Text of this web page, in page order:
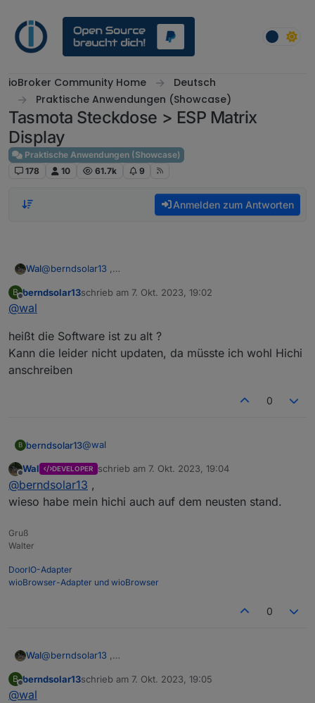
ioBroker Community Home
Deutsch
Praktische Anwendungen (Showcase)
Tasmota Steckdose > ESP Matrix
Display
Praktische Anwendungen (Showcase)
178
10 61.7k 9
Anmelden zum Antworten
Wal@berndsolar13
B
Offline
berndsolar13schrieb am 7. Okt. 2023, 19:02
zuletzt editiert von
@wal
heißt die Software ist zu alt ?
Kann die leider nicht updaten, da müsste ich wohl Hichi
anschreiben
0
B berndsolar13@wal
heißt die Software ist zu alt ?
Kann die leider nicht updaten, da müsste ich
wohl Hichi anschreiben
Offline
Wal DEVELOPER schrieb am 7. Okt. 2023, 19:04
zuletzt editiert von
@berndsolar13 ,
wieso habe mein hichi auch auf dem neusten stand.
Gruß
Walter
DoorIO-Adapter
wioBrowser-Adapter und wioBrowser
0
Wal@berndsolar13 ,
B
Offline
berndsolar13schrieb am 7. Okt. 2023, 19:05
zuletzt editiert von
@wal